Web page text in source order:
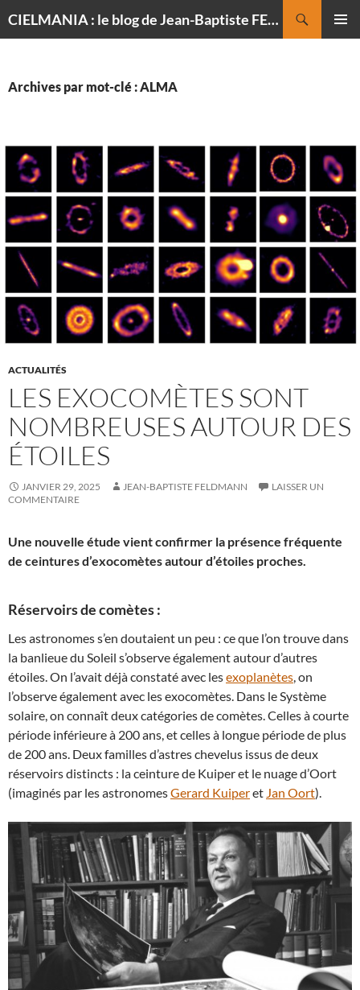
CIELMANIA : le blog de Jean-Baptiste FELDMANN, photographe du ciel
Archives par mot-clé : ALMA
ACTUALITÉS
LES EXOCOMÈTES SONT
NOMBREUSES AUTOUR DES
ÉTOILES
JANVIER 29, 2025 JEAN-BAPTISTE FELDMANN
LAISSER UN
COMMENTAIRE
Une nouvelle étude vient confirmer la présence fréquente
de ceintures d’exocomètes autour d’étoiles proches.
Réservoirs de comètes :
Les astronomes s’en doutaient un peu : ce que l’on trouve dans
la banlieue du Soleil s’observe également autour d’autres
étoiles. On l’avait déjà constaté avec lesexoplanètes, on
l’observe également avec les exocomètes. Dans le Système
solaire, on connaît deux catégories de comètes. Celles à courte
période inférieure à 200 ans, et celles à longue période de plus
de 200 ans. Deux familles d’astres chevelus issus de deux
réservoirs distincts : la ceinture de Kuiper et le nuage d’Oort
(imaginés par les astronomesGerard Kuiperet Jan Oort).